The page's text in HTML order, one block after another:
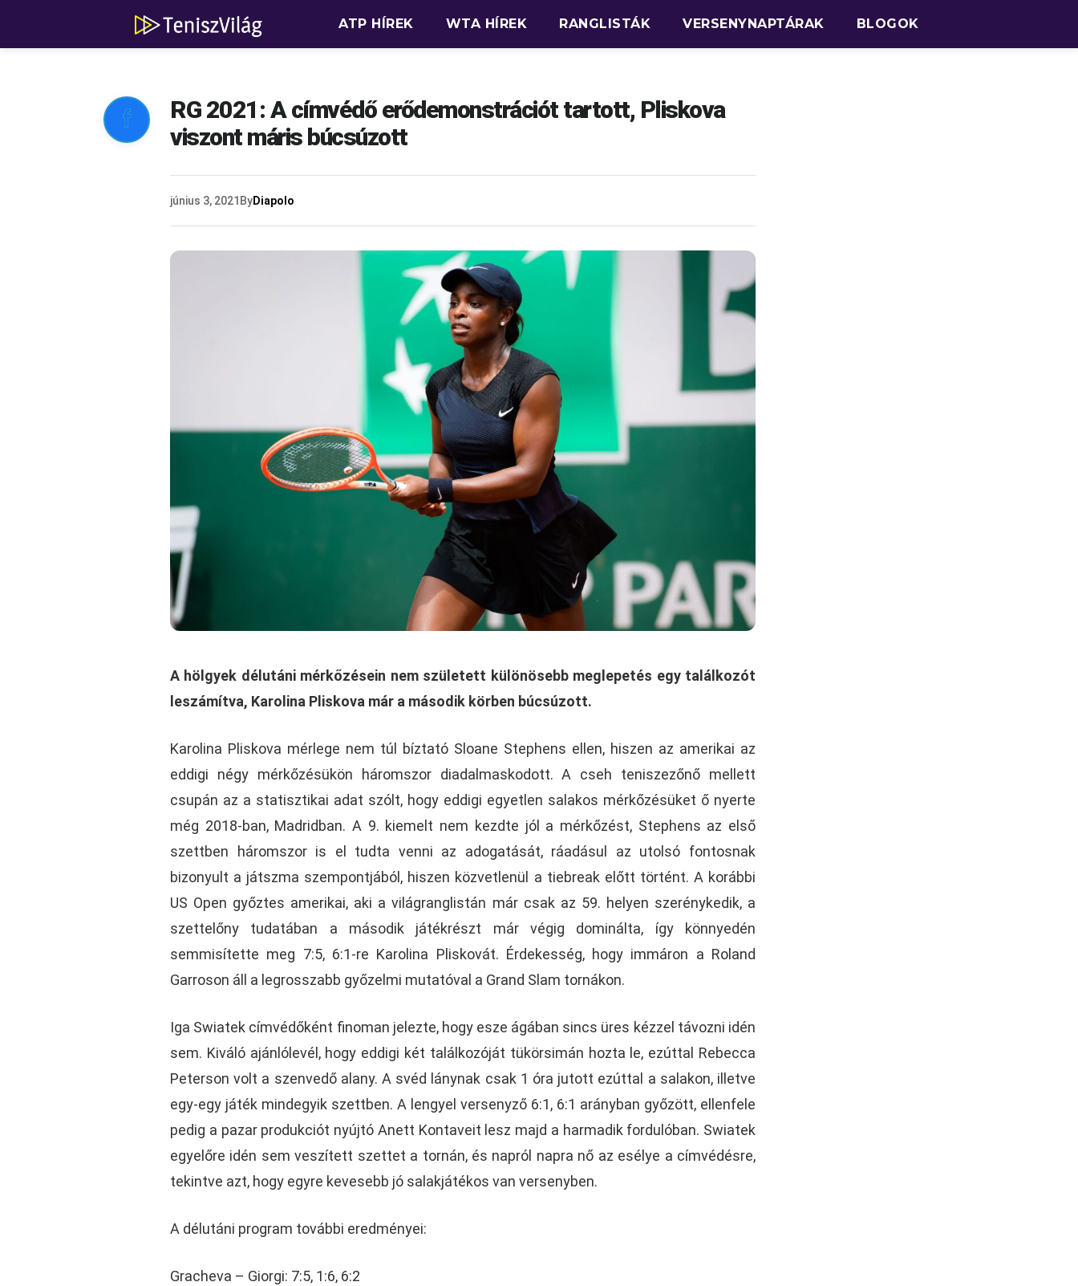
ATP HÍREK WTA HÍREK RANGLISTÁK VERSENYNAPTÁRAK BLOGOK

RG 2021: A címvédő erődemonstrációt tartott, Pliskova
viszont máris búcsúzott
június 3, 2021 ByDiapolo
A hölgyek délutáni mérkőzésein nem született különösebb meglepetés egy találkozót
leszámítva, Karolina Pliskova már a második körben búcsúzott.
Karolina Pliskova mérlege nem túl bíztató Sloane Stephens ellen, hiszen az amerikai az
eddigi négy mérkőzésükön háromszor diadalmaskodott. A cseh teniszezőnő mellett
csupán az a statisztikai adat szólt, hogy eddigi egyetlen salakos mérkőzésüket ő nyerte
még 2018-ban, Madridban. A 9. kiemelt nem kezdte jól a mérkőzést, Stephens az első
szettben háromszor is el tudta venni az adogatását, ráadásul az utolsó fontosnak
bizonyult a játszma szempontjából, hiszen közvetlenül a tiebreak előtt történt. A korábbi
US Open győztes amerikai, aki a világranglistán már csak az 59. helyen szerénykedik, a
szettelőny tudatában a második játékrészt már végig dominálta, így könnyedén
semmisítette meg 7:5, 6:1-re Karolina Pliskovát. Érdekesség, hogy immáron a Roland
Garroson áll a legrosszabb győzelmi mutatóval a Grand Slam tornákon.
Iga Swiatek címvédőként finoman jelezte, hogy esze ágában sincs üres kézzel távozni idén
sem. Kiváló ajánlólevél, hogy eddigi két találkozóját tükörsimán hozta le, ezúttal Rebecca
Peterson volt a szenvedő alany. A svéd lánynak csak 1 óra jutott ezúttal a salakon, illetve
egy-egy játék mindegyik szettben. A lengyel versenyző 6:1, 6:1 arányban győzött, ellenfele
pedig a pazar produkciót nyújtó Anett Kontaveit lesz majd a harmadik fordulóban. Swiatek
egyelőre idén sem veszített szettet a tornán, és napról napra nő az esélye a címvédésre,
tekintve azt, hogy egyre kevesebb jó salakjátékos van versenyben.
A délutáni program további eredményei:
Gracheva – Giorgi: 7:5, 1:6, 6:2